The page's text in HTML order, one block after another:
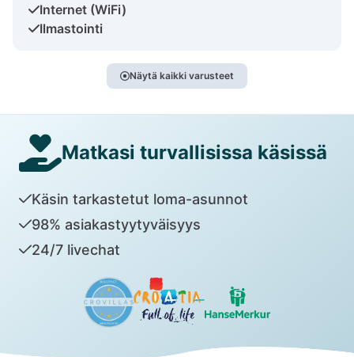
Internet (WiFi)
Ilmastointi
Näytä kaikki varusteet
Matkasi turvallisissa käsissä
Käsin tarkastetut loma-asunnot
98% asiakastyytyväisyys
24/7 livechat